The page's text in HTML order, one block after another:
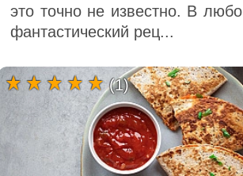
это точно не известно. В
фантастический рец...
(1)